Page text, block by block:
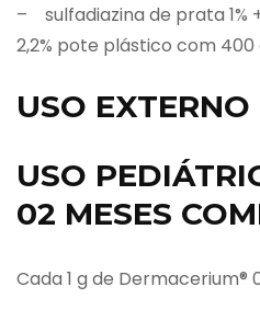
– sulfadiazina de prata 1%
2,2% pote plástico com 400
USO
USO
02 MESES
Cada 1 g de Dermacerium®